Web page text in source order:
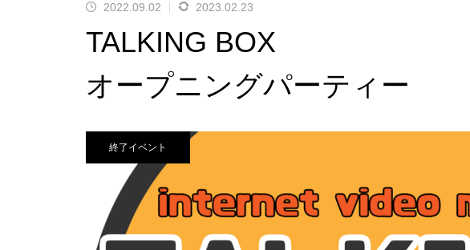
特殊平場ライブ「気付けば魔界に
転生していた僕たちの1日目は多分
こんな感じ」
2022.09.02 2023.02.23
TALKING BOX
オープニングパーティー
終了イベント